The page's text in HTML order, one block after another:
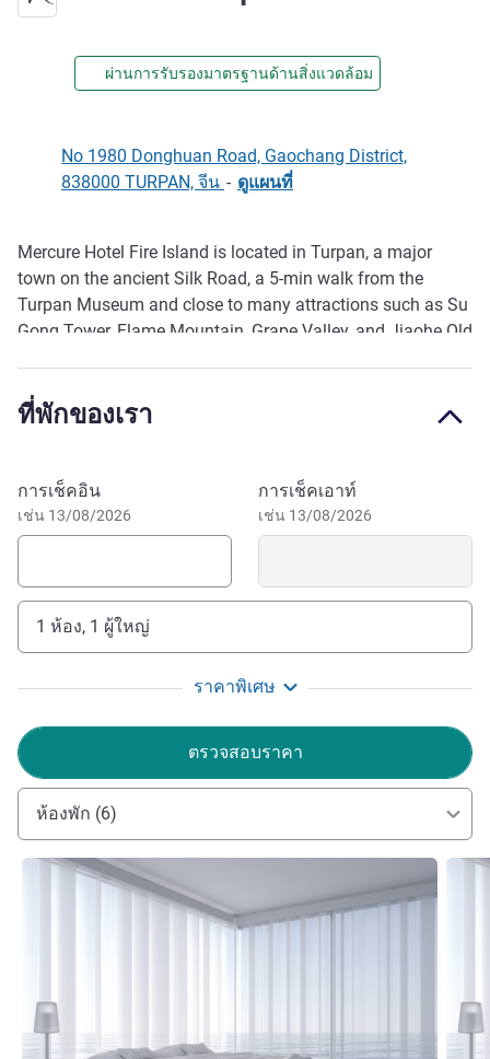
ผ่านการรับรองมาตรฐานด้านสิ่งแวดล้อม
No 1980 Donghuan Road, Gaochang District,
838000 TURPAN, จีน - ดูแผนที่
รายละเอียด
Mercure Hotel Fire Island is located in Turpan, a major
town on the ancient Silk Road, a 5-min walk from the
Turpan Museum and close to many attractions such as Su
Gong Tower, Flame Mountain, Grape Valley, and Jiaohe Old
special Xinjiang cuisine to bring you a different experience.
ที่พักของเรา
จองโรงแรมนี้
การเช็คอิน
เช่น 13/08/2026
การเช็คเอาท์
เช่น 13/08/2026
1 ห้อง, 1 ผู้ใหญ่
ราคาพิเศษ
ตรวจสอบราคา
ห้องพัก (6)
ดูรายละเอียด ดูราย